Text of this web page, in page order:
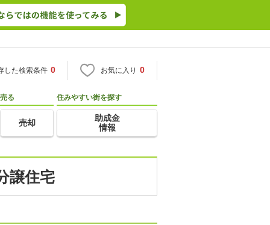
した検索条件 0 お気に入り 0
売る
売却
住みやすい街を探す
助成金
情報
譲住宅